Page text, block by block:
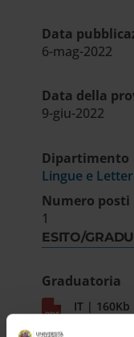
Data
6-mag-2022
Data della
9-giu-2022
Dipartimento
Lingue e
Numero posti
1
ESITO/
Graduatoria
IT | 160Kb